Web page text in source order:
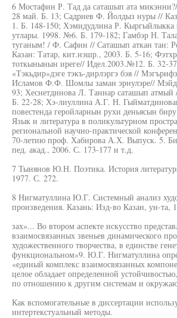
6 Мостафин Р. Тад да саташып ата
28 май. Б. 13; Садриев Ф. Йолдыз нуры //
1. Б. 148-150; Хэмидудлина Р.
утлары. 1998. №6. Б. 179-182; Гамбэр Н.
туганым! / Ф. Сафин // Саташып аткан тан:
Казан: Татар, кит.нэшр., 2003. Б. 5-16;
тоткынынын иреге// Идел.2003.№12. Б. 32-
«Тэкьдир»дэге тэкъ-дирлэргэ бэя //
Исламов Ф.Ф. Шомлы заман эрнулэре//
93; Хеснетдинова Л. Таннар саташып
Б. 22-28; Хэ-лиуллина А.Г. Н.
повестенда геройларнын рухи деньясын
Язык и литература в поликультурном
региональной научно-практической
70-летию проф. Хабирова А.Х. Выпуск. 5.
пед. акад., 2006. С. 173-177 и т.д.
7 Тынянов Ю.Н. Поэтика. История
1977. С. 272.
8 Нигматуллина Ю.Г. Системный анализ
произведения. Казань: Изд-во Казан, ун-та,
зах»... Во втором аспекте искусство
взаимосвязанных звеньев динамического
художественного творчества, в единстве
функциональном»9. Ю.Г. Нигматуллина
«единый комплекс взаимосвязанных
целое обладает определенной
по отношению к другим системам и
Как вспомогательные в диссертации
интертекстуальный методы.